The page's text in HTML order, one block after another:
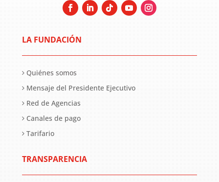
LA FUNDACIÓN
Quiénes somos
Mensaje del Presidente Ejecutivo
Red de Agencias
Canales de pago
Tarifario
TRANSPARENCIA